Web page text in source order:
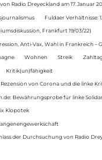
Radio Dreyeckland am 17.Januar
Fuldaer Verhältnisse:
Frankfurt 19/03/22)
Anti-Vax, Wahl in Frankreich –
Wohnen Streik
Kritik(un)fähigkeit
Rezension von Corona und die linke
Bewährungsprobe für linke
Klopotek
der Durchsuchung von Radio